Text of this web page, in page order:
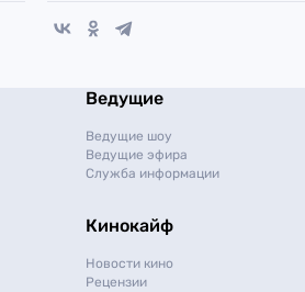
Ведущие
Ведущие шоу
Ведущие эфира
Служба информации
Кинокайф
Новости кино
Рецензии